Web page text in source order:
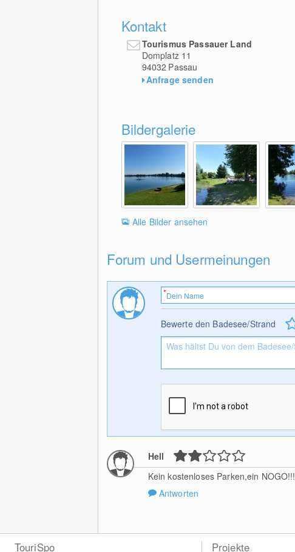
Kontakt
Tourismus Passauer Land
Domplatz 11
94032 Passau
Anfrage senden
Bildergalerie
Alle Bilder ansehen
Forum und Usermeinungen
Bewerte den Badesee/Strand
Hell
Kein kostenloses Parken,ein NOGO!!!
Antworten
TouriSpo Projekte